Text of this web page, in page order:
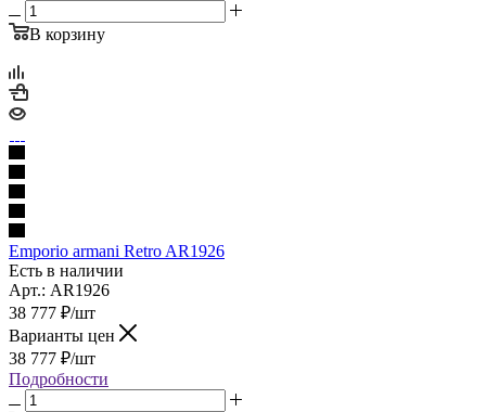
В корзину
Emporio armani Retro AR1926
Есть в наличии
Арт.: AR1926
38 777 ₽/шт
Варианты цен
38 777 ₽/шт
Подробности